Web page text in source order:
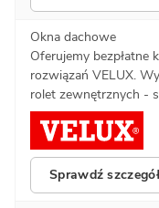
Okna dachowe
Oferujemy bezpłatne
rozwiązań VELUX.
rolet zewnętrznych -
Sprawdź